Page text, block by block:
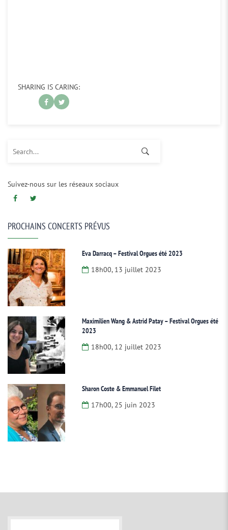
SHARING IS CARING:
Suivez-nous sur les réseaux sociaux
PROCHAINS CONCERTS PRÉVUS
Eva Darracq – Festival Orgues été 2023
18h00, 13 juillet 2023
Maximilien Wang & Astrid Patay – Festival Orgues été
2023
18h00, 12 juillet 2023
Sharon Coste & Emmanuel Filet
17h00, 25 juin 2023